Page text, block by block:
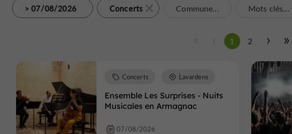
> 07/08/2026 Concerts Commune... Mots clés...
1 2
Ensemble Les Surprises - Nuits
Musicales en Armagnac
Concerts Lavardens
07/08/2026